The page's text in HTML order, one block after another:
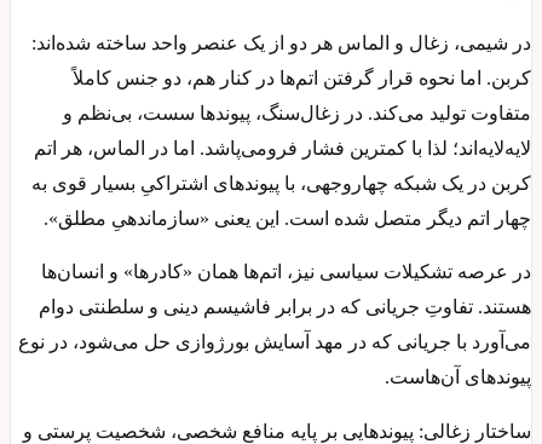
در شیمی، زغال و الماس هر دو از یک عنصر واحد ساخته شده‌اند:
کربن. اما نحوه قرار گرفتن اتم‌ها در کنار هم، دو جنس کاملاً
متفاوت تولید می‌کند. در زغال‌سنگ، پیوندها سست، بی‌نظم و
لایه‌لایه‌اند؛ لذا با کمترین فشار فرومی‌پاشد. اما در الماس، هر اتم
کربن در یک شبکه چهاروجهی، با پیوندهای اشتراکیِ بسیار قوی به
چهار اتم دیگر متصل شده است. این یعنی «سازماندهیِ مطلق».
در عرصه تشکیلات سیاسی نیز، اتم‌ها همان «کادرها» و انسان‌ها
هستند. تفاوتِ جریانی که در برابر فاشیسم دینی و سلطنتی دوام
می‌آورد با جریانی که در مهد آسایش بورژوازی حل می‌شود، در نوع
پیوندهای آن‌هاست.
ساختار زغالی: پیوندهایی بر پایه منافع شخصی، شخصیت پرستی و